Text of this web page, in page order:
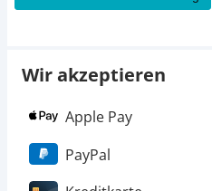
Wir akzeptieren
Apple Pay
PayPal